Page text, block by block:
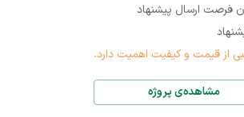
فرصت ارسال پیشنهاد
از قیمت و کیفیت اهمیت دارد.
مشاهده‌ی پروژه